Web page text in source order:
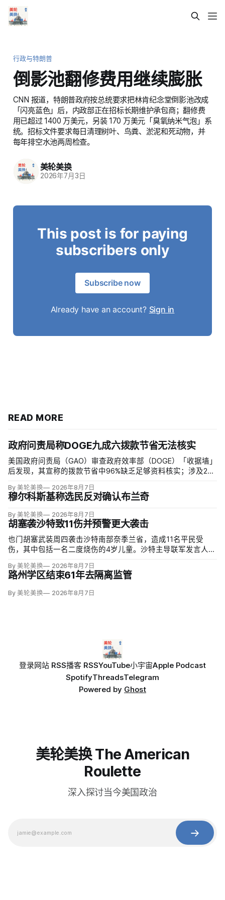
行政与特朗普
倒影池翻修费用继续膨胀
CNN 报道，特朗普政府按总统要求把林肯纪念堂倒影池改成
「闪亮蓝色」后，内政部正在招标长期维护承包商；翻修费
用已超过 1400 万美元，另装 170 万美元「臭氧纳米气泡」系
统。招标文件要求每日清理树叶、鸟粪、淤泥和死动物，并
每年排空水池两周检查。
美轮美换
2026年7月3日
This post is for paying
subscribers only
Subscribe now
Already have an account? Sign in
READ MORE
政府问责局称DOGE九成六拨款节省无法核实
美国政府问责局（GAO）审查政府效率部（DOGE）「收据墙」
后发现，其宣称的拨款节省中96%缺乏足够资料核实；涉及274
三分之二无法验证或不符合其公开方法，264份拟终止租约中
108份早已进入终止流程。
By 美轮美换 2026年8月7日
穆尔科斯基称选民反对确认布兰奇
By 美轮美换 2026年8月7日
胡塞袭沙特致11伤并预警更大袭击
也门胡塞武装周四袭击沙特南部奈季兰省，造成11名平民受
伤，其中包括一名二度烧伤的4岁儿童。沙特主导联军发言人图
区；
By 美轮美换 2026年8月7日
路州学区结束61年去隔离监管
By 美轮美换 2026年8月7日
登录网站 RSS播客 RSSYouTube小宇宙Apple Podcast
SpotifyThreadsTelegram
Powered by Ghost
美轮美换 The American
Roulette
深入探讨当今美国政治